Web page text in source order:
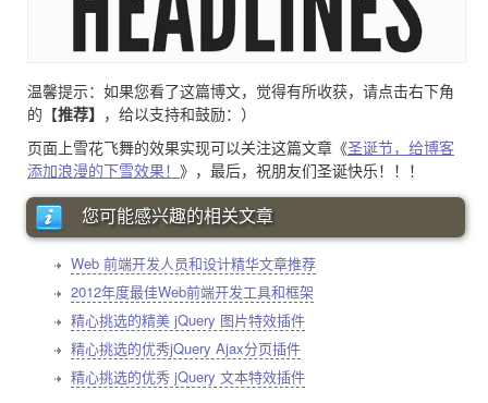
温馨提示：如果您看了这篇博文，觉得有所收获，请点击右下角
的【推荐】 ，给以支持和鼓励：）
页面上雪花飞舞的效果实现可以关注这篇文章《圣诞节，给博客
添加浪漫的下雪效果！ 》，最后，祝朋友们圣诞快乐！！！
您可能感兴趣的相关文章
Web 前端开发人员和设计精华文章推荐
2012年度最佳Web前端开发工具和框架
精心挑选的精美 jQuery 图片特效插件
精心挑选的优秀jQuery Ajax分页插件
精心挑选的优秀 jQuery 文本特效插件